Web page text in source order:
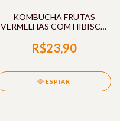
KOMBUCHA FRUTAS
VERMELHAS COM HIBISCO
R$23,90
ESPIAR